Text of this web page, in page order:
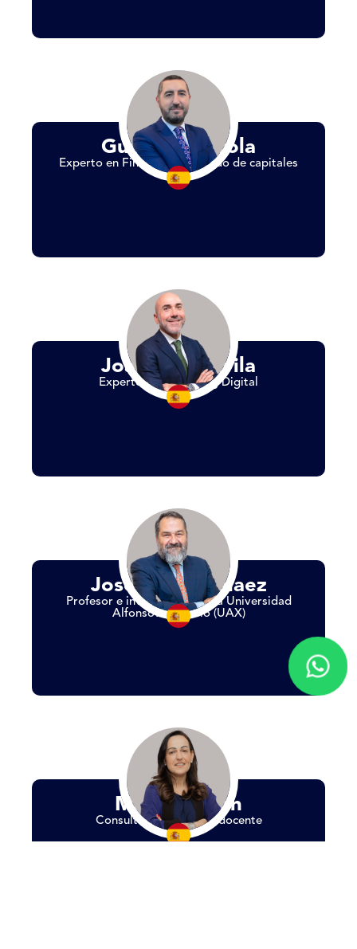
Gumer Alberola
Experto en Finanzas y mercado de capitales
Joaquin Danvila
Experto en Marketing Digital
Jose Maria Pelaez
Profesor e investigador en la Universidad
Alfonso X el Sabio (UAX)
Maria Breton
Consultora, speaker y docente